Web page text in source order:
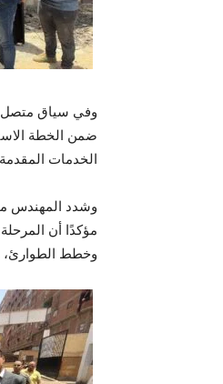
وفي سياق متصل،
ضمن الخطة
الخدمات المقدمة
وشدد المهندس
مؤكدًا أن
وخطط الطوارئ،